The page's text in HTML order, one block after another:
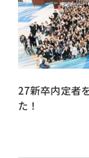
27新卒内定者
た！